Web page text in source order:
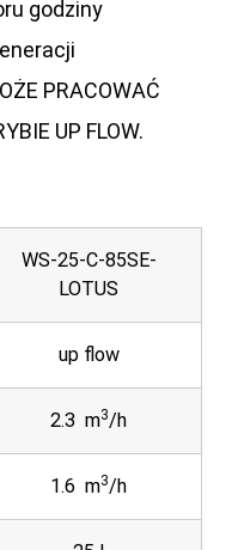
godziny
PRACOWAĆ
UP FLOW.
WS-25-C-85SE-
LOTUS
up flow
2.3 m3/h
1.6 m3/h